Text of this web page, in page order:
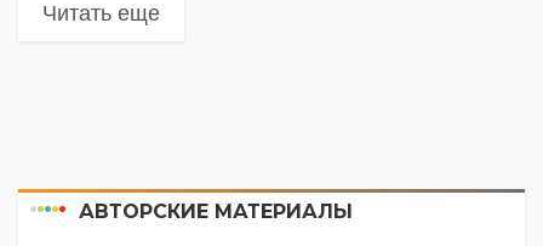
Читать еще
АВТОРСКИЕ МАТЕРИАЛЫ